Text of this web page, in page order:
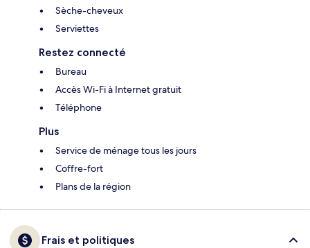
Sèche-cheveux
Serviettes
Restez connecté
Bureau
Accès Wi-Fi à Internet gratuit
Téléphone
Plus
Service de ménage tous les jours
Coffre-fort
Plans de la région
Frais et politiques